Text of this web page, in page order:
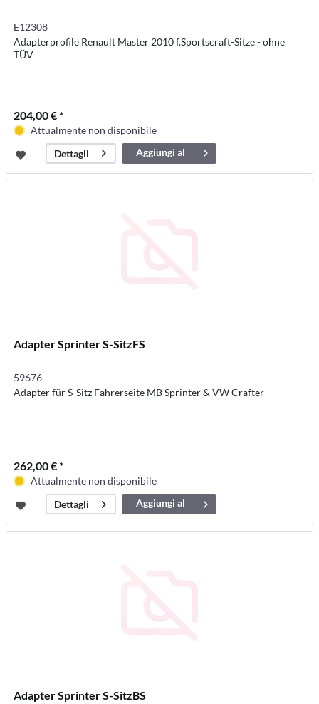
E12308
Adapterprofile Renault Master 2010 f.Sportscraft-Sitze - ohne
TÜV
204,00 € *
Attualmente non disponibile
Dettagli
Aggiungi al
carrello
Adapter Sprinter S-SitzFS
59676
Adapter für S-Sitz Fahrerseite MB Sprinter & VW Crafter
262,00 € *
Attualmente non disponibile
Dettagli
Aggiungi al
carrello
Adapter Sprinter S-SitzBS